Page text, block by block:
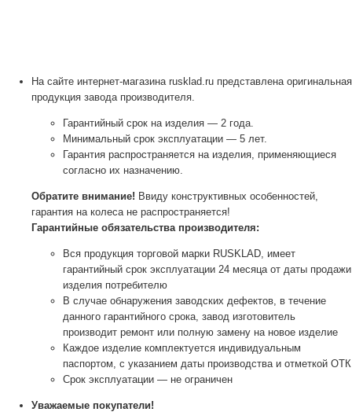
На сайте интернет-магазина rusklad.ru представлена оригинальная
продукция завода производителя.
Гарантийный срок на изделия — 2 года.
Минимальный срок эксплуатации — 5 лет.
Гарантия распространяется на изделия, применяющиеся
согласно их назначению.
Обратите внимание! Ввиду конструктивных особенностей,
гарантия на колеса не распространяется!
Гарантийные обязательства производителя:
Вся продукция торговой марки RUSKLAD, имеет
гарантийный срок эксплуатации 24 месяца от даты продажи
изделия потребителю
В случае обнаружения заводских дефектов, в течение
данного гарантийного срока, завод изготовитель
производит ремонт или полную замену на новое изделие
Каждое изделие комплектуется индивидуальным
паспортом, с указанием даты производства и отметкой ОТК
Срок эксплуатации — не ограничен
Уважаемые покупатели!